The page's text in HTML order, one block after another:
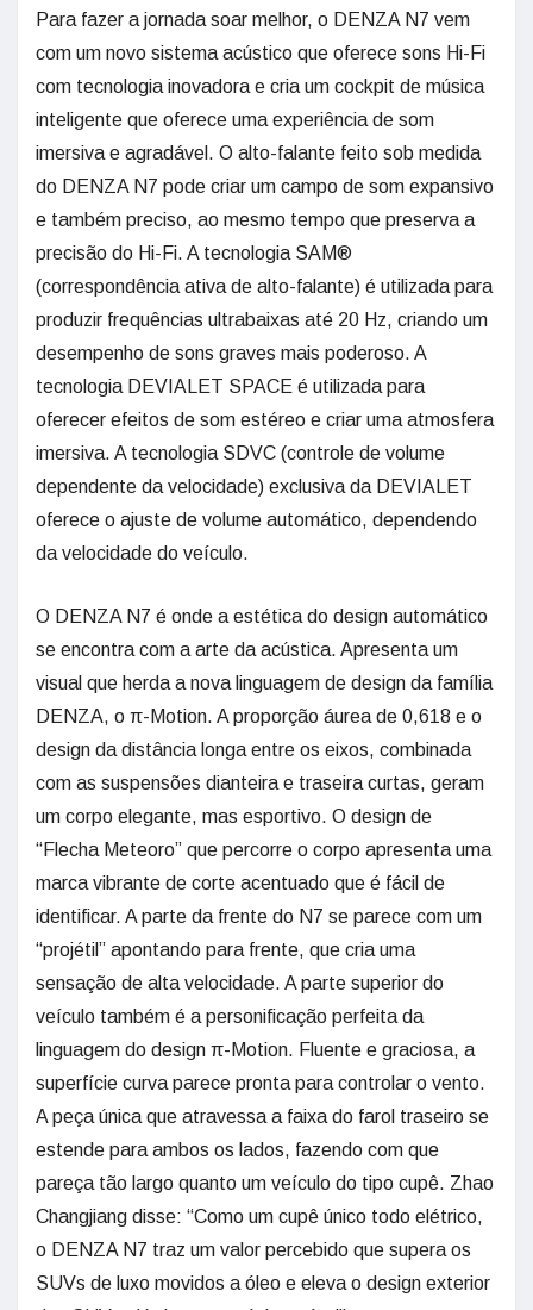
Para fazer a jornada soar melhor, o DENZA N7 vem
com um novo sistema acústico que oferece sons Hi-Fi
com tecnologia inovadora e cria um cockpit de música
inteligente que oferece uma experiência de som
imersiva e agradável. O alto-falante feito sob medida
do DENZA N7 pode criar um campo de som expansivo
e também preciso, ao mesmo tempo que preserva a
precisão do Hi-Fi. A tecnologia SAM®
(correspondência ativa de alto-falante) é utilizada para
produzir frequências ultrabaixas até 20 Hz, criando um
desempenho de sons graves mais poderoso. A
tecnologia DEVIALET SPACE é utilizada para
oferecer efeitos de som estéreo e criar uma atmosfera
imersiva. A tecnologia SDVC (controle de volume
dependente da velocidade) exclusiva da DEVIALET
oferece o ajuste de volume automático, dependendo
da velocidade do veículo.
O DENZA N7 é onde a estética do design automático
se encontra com a arte da acústica. Apresenta um
visual que herda a nova linguagem de design da família
DENZA, o π-Motion. A proporção áurea de 0,618 e o
design da distância longa entre os eixos, combinada
com as suspensões dianteira e traseira curtas, geram
um corpo elegante, mas esportivo. O design de
“Flecha Meteoro” que percorre o corpo apresenta uma
marca vibrante de corte acentuado que é fácil de
identificar. A parte da frente do N7 se parece com um
“projétil” apontando para frente, que cria uma
sensação de alta velocidade. A parte superior do
veículo também é a personificação perfeita da
linguagem do design π-Motion. Fluente e graciosa, a
superfície curva parece pronta para controlar o vento.
A peça única que atravessa a faixa do farol traseiro se
estende para ambos os lados, fazendo com que
pareça tão largo quanto um veículo do tipo cupê. Zhao
Changjiang disse: “Como um cupê único todo elétrico,
o DENZA N7 traz um valor percebido que supera os
SUVs de luxo movidos a óleo e eleva o design exterior